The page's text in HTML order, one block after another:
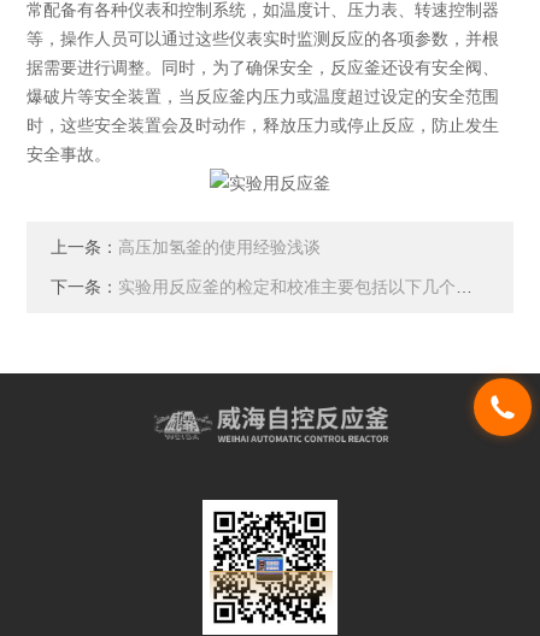
常配备有各种仪表和控制系统，如温度计、压力表、转速控制器
等，操作人员可以通过这些仪表实时监测反应的各项参数，并根
据需要进行调整。同时，为了确保安全，反应釜还设有安全阀、
爆破片等安全装置，当反应釜内压力或温度超过设定的安全范围
时，这些安全装置会及时动作，释放压力或停止反应，防止发生
安全事故。
上一条： 高压加氢釜的使用经验浅谈
下一条： 实验用反应釜的检定和校准主要包括以下几个方面